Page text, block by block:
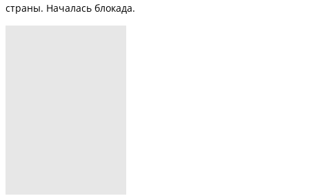
страны. Началась блокада.